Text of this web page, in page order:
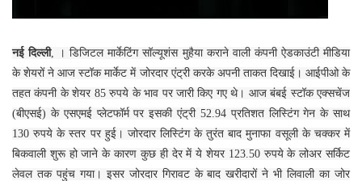
नई दिल्ली, । डिजिटल मार्केटिंग सॉल्यूशंस मुहैया कराने वाली कंपनी ऐडकाउंटी मीडिया
के शेयरों ने आज स्टॉक मार्केट में जोरदार एंट्री करके अपनी ताकत दिखाई। आईपीओ के
तहत कंपनी के शेयर 85 रुपये के भाव पर जारी किए गए थे। आज बंबई स्टॉक एक्सचेंज
(बीएसई) के एसएमई प्लेटफॉर्म पर इसकी एंट्री 52.94 प्रतिशत लिस्टिंग गेन के साथ
130 रुपये के स्तर पर हुई। जोरदार लिस्टिंग के तुरंत बाद मुनाफा वसूली के चक्कर में
बिकवाली शुरू हो जाने के कारण कुछ ही देर में ये शेयर 123.50 रुपये के लोअर सर्किट
लेवल तक पहुंच गया। इसर जोरदार गिरावट के बाद खरीदारों ने भी लिवाली का जोर